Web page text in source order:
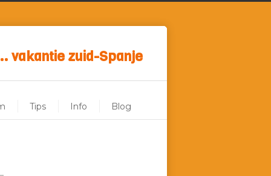
vakantie zuid-Spanje
Tips Info Blog